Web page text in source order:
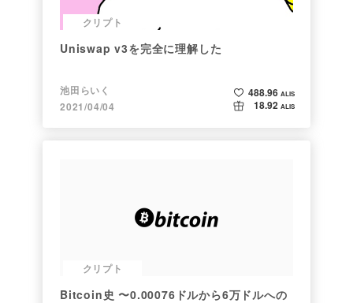
クリプト
Uniswap v3を完全に理解した
池田らいく
2021/04/04
488.96 ALIS
18.92 ALIS
クリプト
Bitcoin史 〜0.00076ドルから6万ドルへの